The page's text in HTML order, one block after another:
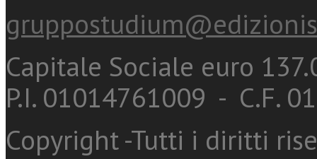
Capitale Sociale euro
P.I. 01014761009 - C.F.
Copyright -Tutti i diritti